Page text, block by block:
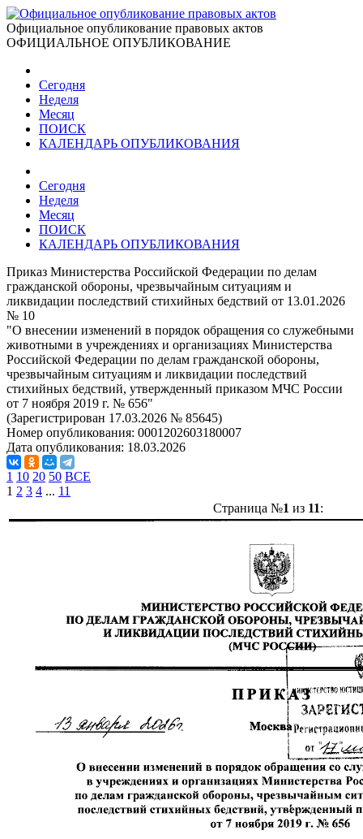
Официальное опубликование правовых актов
ОФИЦИАЛЬНОЕ ОПУБЛИКОВАНИЕ
Сегодня
Неделя
Месяц
ПОИСК
КАЛЕНДАРЬ ОПУБЛИКОВАНИЯ
Сегодня
Неделя
Месяц
ПОИСК
КАЛЕНДАРЬ ОПУБЛИКОВАНИЯ
Приказ Министерства Российской Федерации по делам
гражданской обороны, чрезвычайным ситуациям и
ликвидации последствий стихийных бедствий от 13.01.2026
№ 10
"О внесении изменений в порядок обращения со служебными
животными в учреждениях и организациях Министерства
Российской Федерации по делам гражданской обороны,
чрезвычайным ситуациям и ликвидации последствий
стихийных бедствий, утвержденный приказом МЧС России
от 7 ноября 2019 г. № 656"
(Зарегистрирован 17.03.2026 № 85645)
Номер опубликования: 0001202603180007
Дата опубликования: 18.03.2026
1 10 20 50 ВСЕ
1 2 3 4 ... 11
Страница №1 из 11: